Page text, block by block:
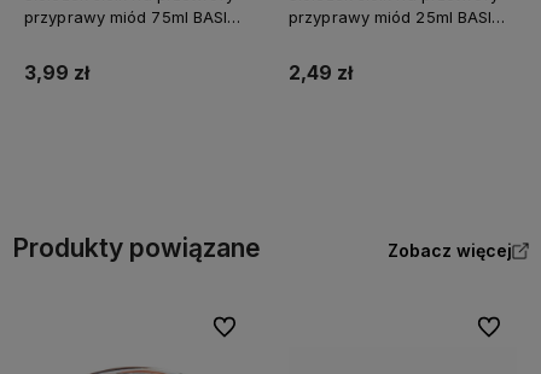
przyprawy miód 25ml BASIC
2,49 zł 38,00 zł
Produkty powiązane Zobacz więcej
Do ulubionych Do